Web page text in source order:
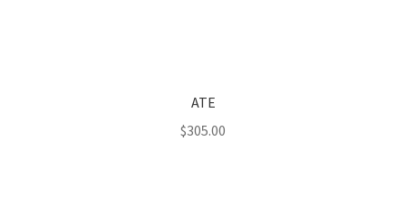
ATE
$305.00